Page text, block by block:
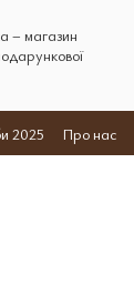
2025 Про нас